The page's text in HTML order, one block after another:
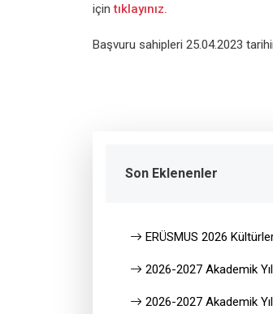
içintıklayınız.
Başvuru sahipleri 25.04.2023
Son Eklenenler
ERÜSMUS 2026
2026-2027 Akademik
2026-2027 Akademik